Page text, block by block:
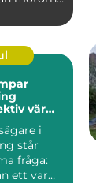
värme
i
står
fråga:
ett varmt